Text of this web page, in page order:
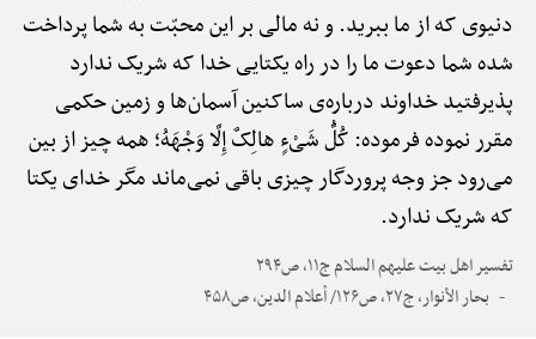
دنیوی که از ما ببرید. و نه مالی بر این محبّت به شما پرداخت
شده شما دعوت ما را در راه یکتایی خدا که شریک ندارد
پذیرفتید خداوند درباره‌ی ساکنین آسمان‌ها و زمین حکمی
مقرر نموده فرموده: کُلُّ شَیْءٍ هالِکٌ إِلَّا وَجْهَهُ؛ همه چیز از بین
می‌رود جز وجه پروردگار چیزی باقی نمی‌ماند مگر خدای یکتا
که شریک ندارد.
تفسیر اهل بیت علیهم السلام ج۱۱، ص۲۹۴
بحار الأنوار، ج۲۷، ص۱۲۶/ أعلام الدین، ص۴۵۸